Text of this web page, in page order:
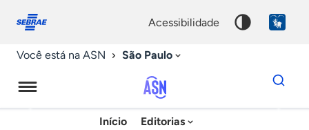
conosco
acessibilidade
Você está na ASN São Paulo
Agência
Início Editorias
Dados
para